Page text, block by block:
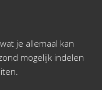
je allemaal kan
mogelijk indelen